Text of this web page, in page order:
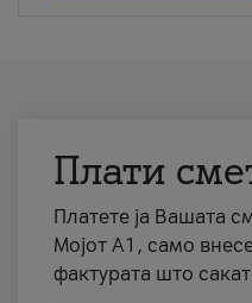
Плати
Платете ја Вашата
Мојот А1, само
фактурата што